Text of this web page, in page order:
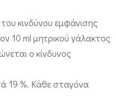
κινδύνου εμφάνισης
10 ml μητρικού γάλακτος
ο κίνδυνος
19 %. Κάθε σταγόνα